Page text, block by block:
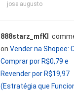
jose augusto
888starz_mfKl
on Vender na Shopee:
Comprar por R$0,79 e
Revender por R$19,97
(Estratégia que